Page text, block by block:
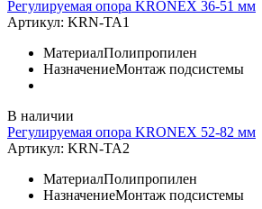
Регулируемая опора KRONEX 36-51 мм
Артикул: KRN-TA1
МатериалПолипропилен
НазначениеМонтаж подсистемы
В наличии
Регулируемая опора KRONEX 52-82 мм
Артикул: KRN-TA2
МатериалПолипропилен
НазначениеМонтаж подсистемы